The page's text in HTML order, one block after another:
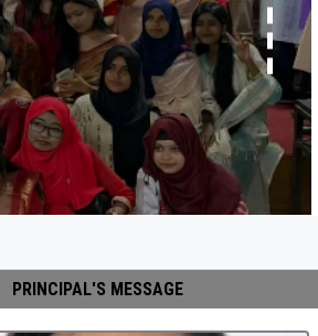
PRINCIPAL'S MESSAGE